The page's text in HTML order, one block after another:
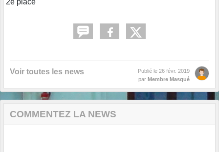
2è place
Voir toutes les news Publié le 26 févr. 2019
par Membre Masqué
COMMENTEZ LA NEWS